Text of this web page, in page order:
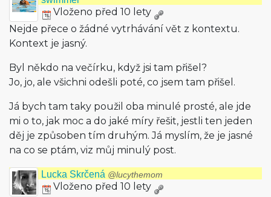
Vloženo před 10 lety
Nejde přece o žádné vytrhávání vět z kontextu.
Kontext je jasný.
Byl někdo na večírku, když jsi tam přišel?
Jo, jo, ale všichni odešli poté, co jsem tam přišel.
Já bych tam taky použil oba minulé prosté, ale jde
mi o to, jak moc a do jaké míry řešit, jestli ten jeden
děj je způsoben tím druhým. Já myslím, že je jasné
na co se ptám, viz můj minulý post.
Lucka Skrčená @lucythemom
Vloženo před 10 lety